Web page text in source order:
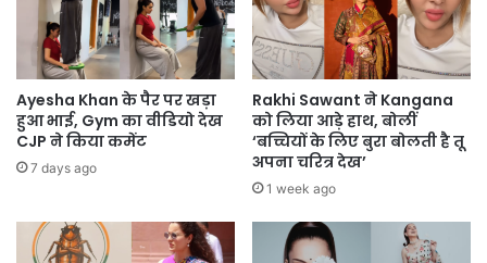
Ayesha Khan के पैर पर खड़ा
हुआ भाई, Gym का वीडियो देख
CJP ने किया कमेंट
7 days ago
Rakhi Sawant ने Kangana
को लिया आड़े हाथ, बोलीं
‘बच्चियों के लिए बुरा बोलती है तू
अपना चरित्र देख’
1 week ago